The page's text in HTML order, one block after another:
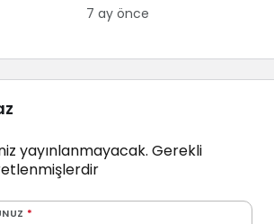
7 ay önce
yayınlanmayacak. Gerekli
*